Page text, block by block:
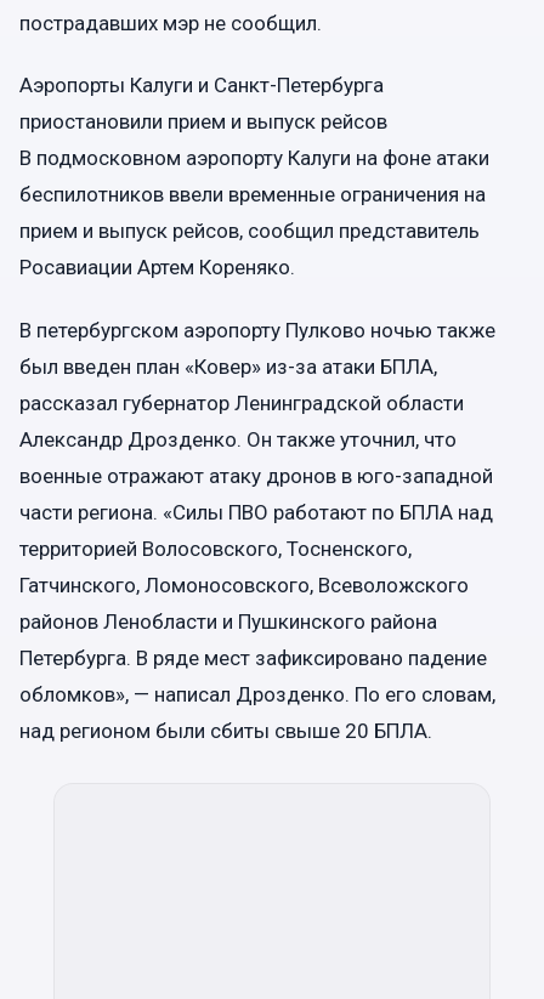
пострадавших мэр не сообщил.
Аэропорты Калуги и Санкт-Петербурга
приостановили прием и выпуск рейсов
В подмосковном аэропорту Калуги на фоне атаки
беспилотников ввели временные ограничения на
прием и выпуск рейсов, сообщил представитель
Росавиации Артем Кореняко.
В петербургском аэропорту Пулково ночью также
был введен план «Ковер» из-за атаки БПЛА,
рассказал губернатор Ленинградской области
Александр Дрозденко. Он также уточнил, что
военные отражают атаку дронов в юго-западной
части региона. «Силы ПВО работают по БПЛА над
территорией Волосовского, Тосненского,
Гатчинского, Ломоносовского, Всеволожского
районов Ленобласти и Пушкинского района
Петербурга. В ряде мест зафиксировано падение
обломков», — написал Дрозденко. По его словам,
над регионом были сбиты свыше 20 БПЛА.